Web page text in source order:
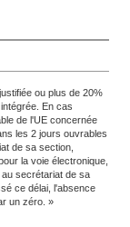
ou plus de 20%
En cas
de l'UE concernée
les 2 jours ouvrables
de sa section,
la voie électronique,
secrétariat de sa
ce délai, l'absence
un zéro. »